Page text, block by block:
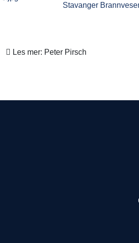
Stavanger
Les mer: Peter Pirsch